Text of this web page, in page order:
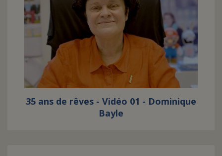
35 ans de rêves - Vidéo 01 - Dominique
Bayle